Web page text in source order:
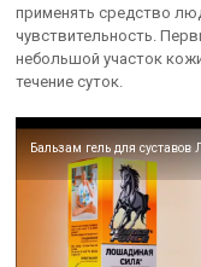
применять средство
чувствительность.
небольшой участок
течение суток.
Бальзам гель для